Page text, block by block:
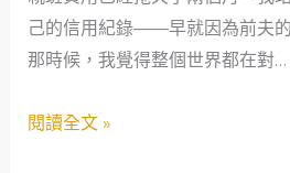
家
的
全
己的信用紀錄——早就因為前夫
那時候，我覺得整個世界都在對…
洞，
而
社
閱讀全文 »